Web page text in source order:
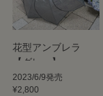
花型アンブレラ
【グレー】
2023/6/9発売
¥2,800